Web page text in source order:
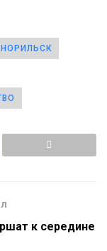
НОРИЛЬСК
к середине